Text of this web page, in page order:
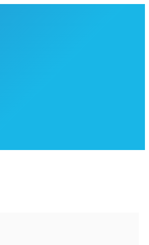
Schloss Horgau, das seit dem